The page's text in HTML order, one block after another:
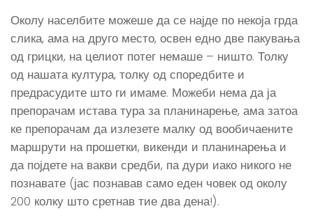
Околу населбите можеше да се најде по некоја грда
слика, ама на друго место, освен едно две пакувања
од грицки, на целиот потег немаше – ништо. Толку
од нашата култура, толку од споредбите и
предрасудите што ги имаме. Можеби нема да ја
препорачам истава тура за планинарење, ама затоа
ке препорачам да излезете малку од вообичаените
маршрути на прошетки, викенди и планинарења и
да појдете на вакви средби, па дури иако никого не
познавате (јас познавав само еден човек од околу
200 колку што сретнав тие два дена!).